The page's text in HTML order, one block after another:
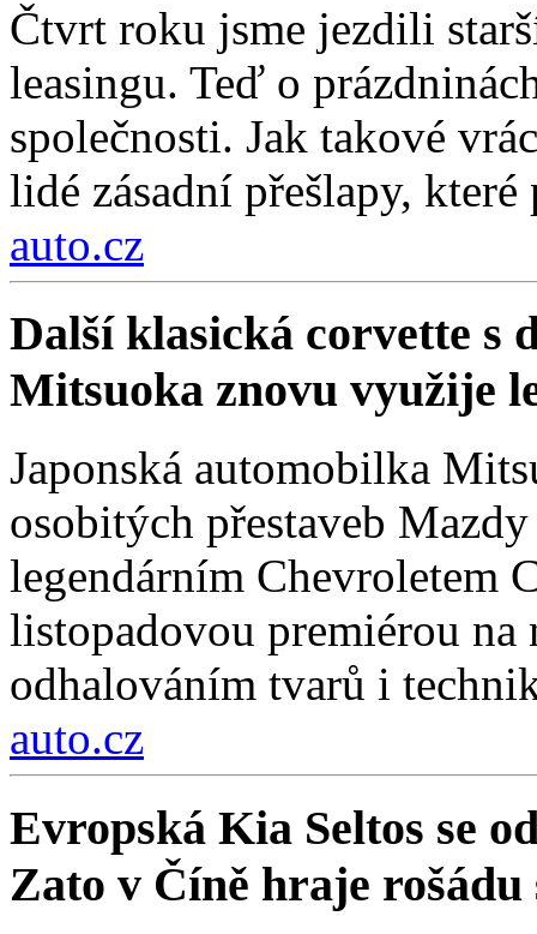
Čtvrt roku jsme jezdili
leasingu. Teď o
společnosti. Jak takové
lidé zásadní přešlapy,
auto.cz
Další klasická corvette s
Mitsuoka znovu využije
Japonská automobilka
osobitých přestaveb
legendárním Chevroletem
listopadovou premiérou
odhalováním tvarů i
auto.cz
Evropská Kia Seltos se
Zato v Číně hraje